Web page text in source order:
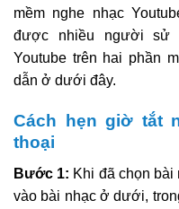
mềm nghe nhạc
được nhiều người sử
Youtube trên hai phần
dẫn ở dưới đây.
Cách hẹn giờ tắt
thoại
Bước 1: Khi đã chọn bài
vào bài nhạc ở dưới,